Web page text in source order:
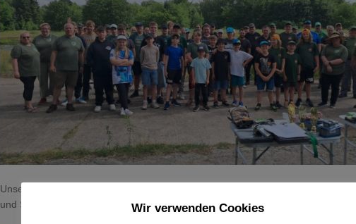
Unsere Jugendgruppe konnte unter der Führung unserer Jugendwarte Spfr.
und Spfr. Matthias mit 9 Jugendsportsfreunden anreisen.
Wir verwenden Cookies